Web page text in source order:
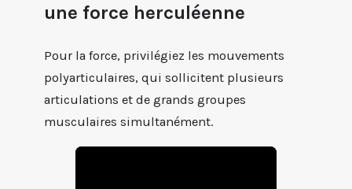
une force herculéenne
Pour la force, privilégiez les mouvements
polyarticulaires, qui sollicitent plusieurs
articulations et de grands groupes
musculaires simultanément.